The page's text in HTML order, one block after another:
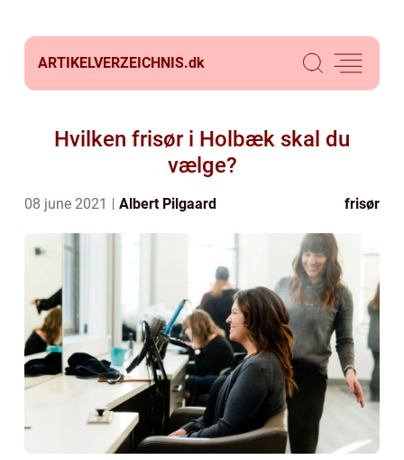
ARTIKELVERZEICHNIS.dk
Hvilken frisør i Holbæk skal du
vælge?
08 june 2021 Albert Pilgaard frisør